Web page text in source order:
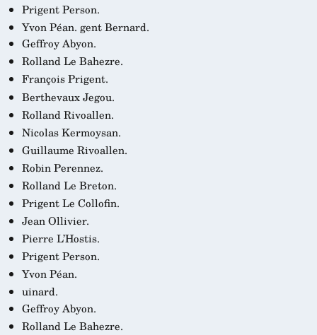
Prigent Person.
Yvon Péan. gent Bernard.
Geffroy Abyon.
Rolland Le Bahezre.
François Prigent.
Berthevaux Jegou.
Rolland Rivoallen.
Nicolas Kermoysan.
Guillaume Rivoallen.
Robin Perennez.
Rolland Le Breton.
Prigent Le Collofin.
Jean Ollivier.
Pierre L’Hostis.
Prigent Person.
Yvon Péan.
uinard.
Geffroy Abyon.
Rolland Le Bahezre.